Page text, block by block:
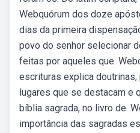
Webquórum dos doze
dias da primeira
povo do senhor selecionar
feitas por aqueles que.
escrituras explica
lugares que se destacam e
bíblia sagrada, no livro de.
importância das sagradas